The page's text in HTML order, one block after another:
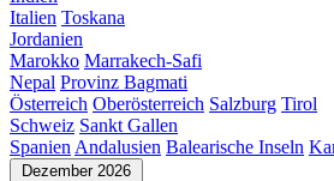
Italien Toskana
Jordanien
Marokko Marrakech-Safi
Nepal Provinz Bagmati
Österreich Oberösterreich Salzburg Tirol
Schweiz Sankt Gallen
Spanien Andalusien Balearische Inseln
Dezember 2026